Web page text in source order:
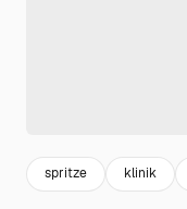
spritze klinik